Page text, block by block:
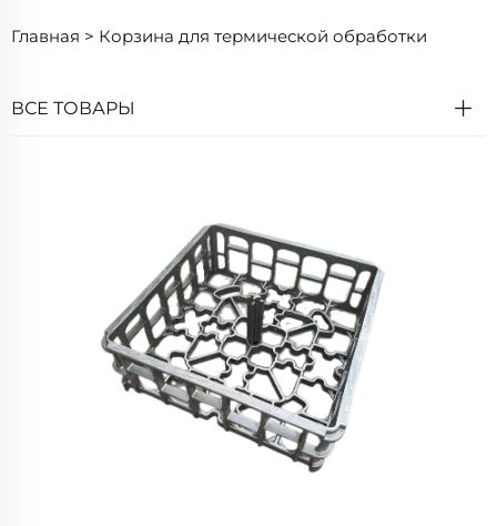
Главная > Корзина для термической обработки
ВСЕ ТОВАРЫ